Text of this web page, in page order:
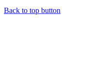
Back to top button